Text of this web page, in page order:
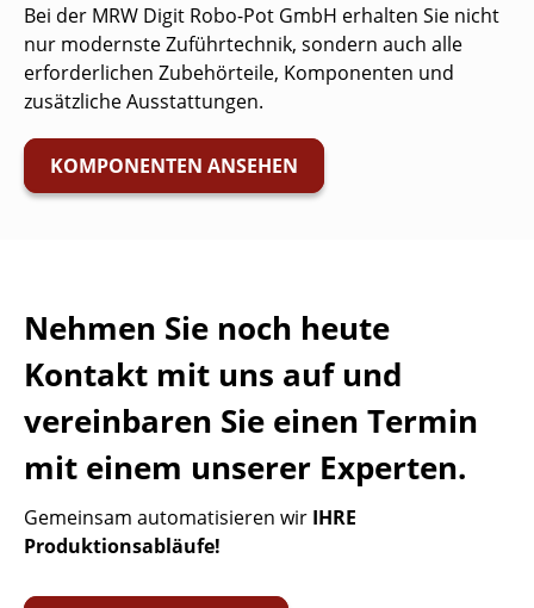
Bei der MRW Digit Robo-Pot GmbH erhalten Sie nicht
nur modernste Zuführtechnik, sondern auch alle
erforderlichen Zubehörteile, Komponenten und
zusätzliche Ausstattungen.
KOMPONENTEN ANSEHEN
Nehmen Sie noch heute
Kontakt mit uns auf und
vereinbaren Sie einen Termin
mit einem unserer Experten.
Gemeinsam automatisieren wir IHRE
Produktionsabläufe!